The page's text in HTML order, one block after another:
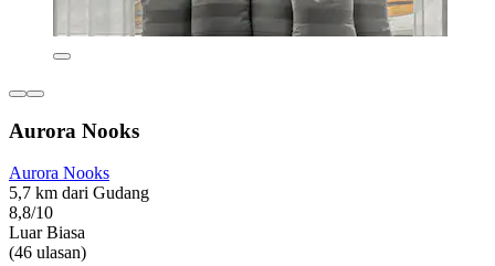
Aurora Nooks
Aurora Nooks
5,7 km dari Gudang
8,8/10
Luar Biasa
(46 ulasan)